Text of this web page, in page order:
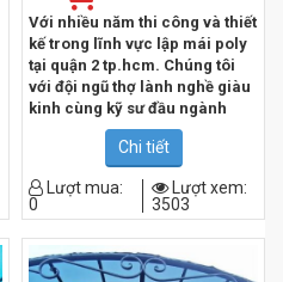
Với nhiều năm thi công và thiết
kế trong lĩnh vực lập mái poly
tại quận 2 tp.hcm. Chúng tôi
với đội ngũ thợ lành nghề giàu
kinh cùng kỹ sư đầu ngành
trong việc thiết kế mái tôn,
Chúng tôi luôn đặt phương
châm Chất lượng – uy tín – giá
thành cạnh tranh phù hợp cho
nhu cầu của quý khách hàng
hiện nay
Chi tiết
Lượt mua:
0
Lượt xem:
3503